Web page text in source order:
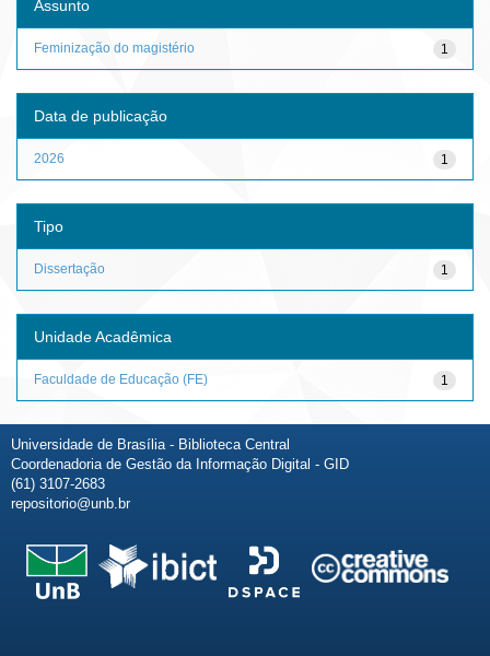
Assunto
1
Feminização do magistério
Data de publicação
1
2026
Tipo
1
Dissertação
Unidade Acadêmica
1
Faculdade de Educação (FE)
Universidade de Brasília - Biblioteca Central
Coordenadoria de Gestão da Informação Digital - GID
(61) 3107-2683
repositorio@unb.br